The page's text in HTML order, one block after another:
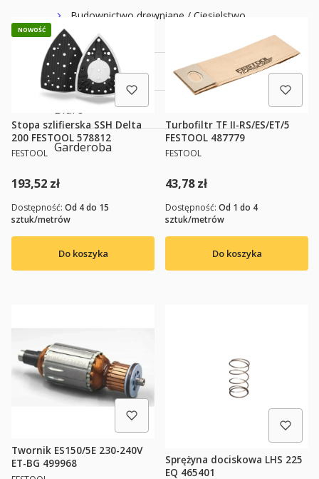
Budownictwo drewniane / Ciesielstwo
Struganie
Kuchnia
Biuro
Garderoba
NOWOŚĆ
Stopa szlifierska SSH Delta
200 FESTOOL 578812
PRODUCENT
FESTOOL
Cena
193,52 zł
Do koszyka
Dostępność: Od 4 do 15
sztuk/metrów
Turbofiltr TF II-RS/ES/ET/5
FESTOOL 487779
PRODUCENT
FESTOOL
Cena
43,78 zł
Do koszyka
Dostępność: Od 1 do 4
sztuk/metrów
Twornik ES150/5E 230-240V
ET-BG 499968
PRODUCENT
Sprężyna dociskowa LHS 225
EQ 465401